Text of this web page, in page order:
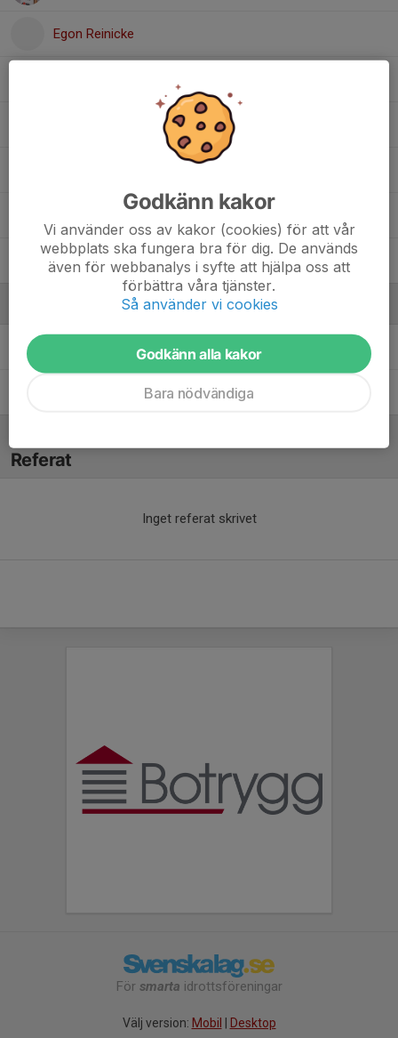
Egon Reinicke
Svante Malmquist
Karin WålanderLedare
Tränare
Referat
Inget referat skrivet
För smarta idrottsföreningar
Välj version: Mobil Desktop
Godkänn kakor
Vi använder oss av kakor (cookies) för att vår
webbplats ska fungera bra för dig. De används
även för webbanalys i syfte att hjälpa oss att
förbättra våra tjänster.
Så använder vi cookies
Godkänn alla kakor
Bara nödvändiga